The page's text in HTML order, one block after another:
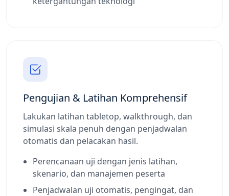
Pengujian & Latihan Komprehensif
Lakukan latihan tabletop, walkthrough, dan
simulasi skala penuh dengan penjadwalan
otomatis dan pelacakan hasil.
Perencanaan uji dengan jenis latihan,
skenario, dan manajemen peserta
Penjadwalan uji otomatis, pengingat, dan